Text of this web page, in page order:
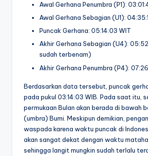
Awal Gerhana Penumbra (P1):
Awal Gerhana Sebagian (U1):
Puncak Gerhana: 05:14:03 WIT
Akhir Gerhana Sebagian (U4):
sudah terbenam)
Akhir Gerhana Penumbra (P4):
Berdasarkan data tersebut, puncak
pada pukul 03:14:03 WIB. Pada saat itu,
permukaan Bulan akan berada di bawah
(umbra) Bumi. Meskipun demikian,
waspada karena waktu puncak di
akan sangat dekat dengan waktu
sehingga langit mungkin sudah terlalu